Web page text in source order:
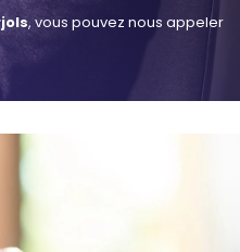
, vous pouvez nous appeler